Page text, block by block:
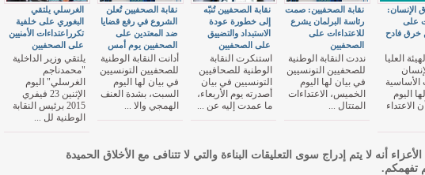
الغرسلي يلتقي
البغوري على خلفية
تكرراعتداءات الأمنيين
على الصحفيين
يلتقي وزير الداخلية
"محمدناجم
الغرسلي" اليوم
الإثنين 23 فيفري
2015 برئيس النقابة
الوطنية لل ...
نقابة الصحفيين تُعلن
الشروع في رفع قضايا
ضد المعتدين على
الصحفيين يوم أمس
أدانت النقابة الوطنية
للصحفيين التونسيين
في بيان لها اليوم
السبت، بشدة العنف
الهمجي والا ...
نقابة الصحفيين تُنبّه
إلى خطورة عودة
الاستبداد والتضييق
على الصحفيين
استنكرت النقابة
الوطنية للصحافيين
التونسيين في بيان
أصدرته يوم الأربعاء،
ما عمدت إليه عن ...
نقابة الصحفيين: صمت
رئاسة البرلمان يشرع
للاعتداءات على
الصحفيين
نددت النقابة الوطنية
للصحفيين التونسيين
في بيان لها اليوم
الخميس، الاعتداءات
المتتال ...
الإنسان:
على
خرق فادح
العليا
الأساسية
اليوم
الاعتداء
الأعزاء أنه لا يتم إدراج سوى التعليقات البناءة والتي لا تتنافى مع الأخلاق الحميدة
تفهمكم.